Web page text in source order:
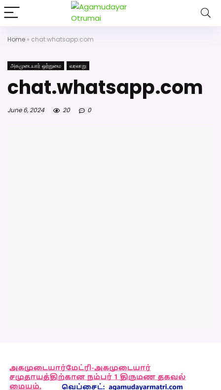
Home » chat.whatsapp.com
அகமுடையார் ஒற்றுமை வரலாறு
chat.whatsapp.com
June 6, 2024 20 0
அகமுடையார் திருமண வரன்களுக்கு அகமுடையார்மேட்ரி-பெண்
திருமண சேவை! வாட்ஸப் எண்: